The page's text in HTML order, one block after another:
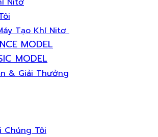
Tạo Khí Nitơ
MODEL
MODEL
& Giải Thưởng
Chúng Tôi